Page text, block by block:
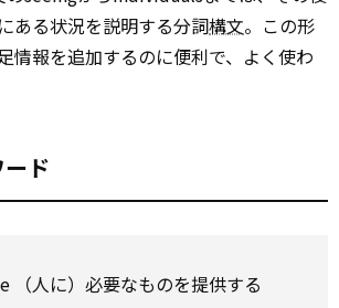
ある状況を説明する分詞構文。この形
情報を追加するのに便利で、よく使わ
ド
（人に）必要なものを提供する